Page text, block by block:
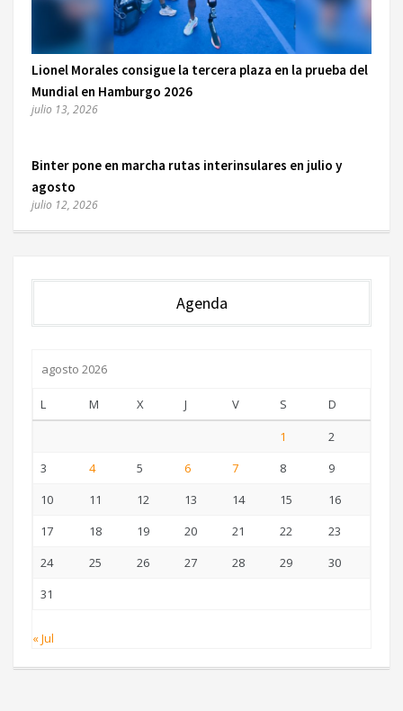
Lionel Morales consigue la tercera plaza en la prueba del
Mundial en Hamburgo 2026
julio 13, 2026
Binter pone en marcha rutas interinsulares en julio y
agosto
julio 12, 2026
Agenda
agosto 2026
L M X J V S
D
1
2
3
4 5 6 7 8
9
10
11 12 13 14 15
16
17
18 19 20 21 22
23
24
25 26 27 28 29
30
31
« Jul